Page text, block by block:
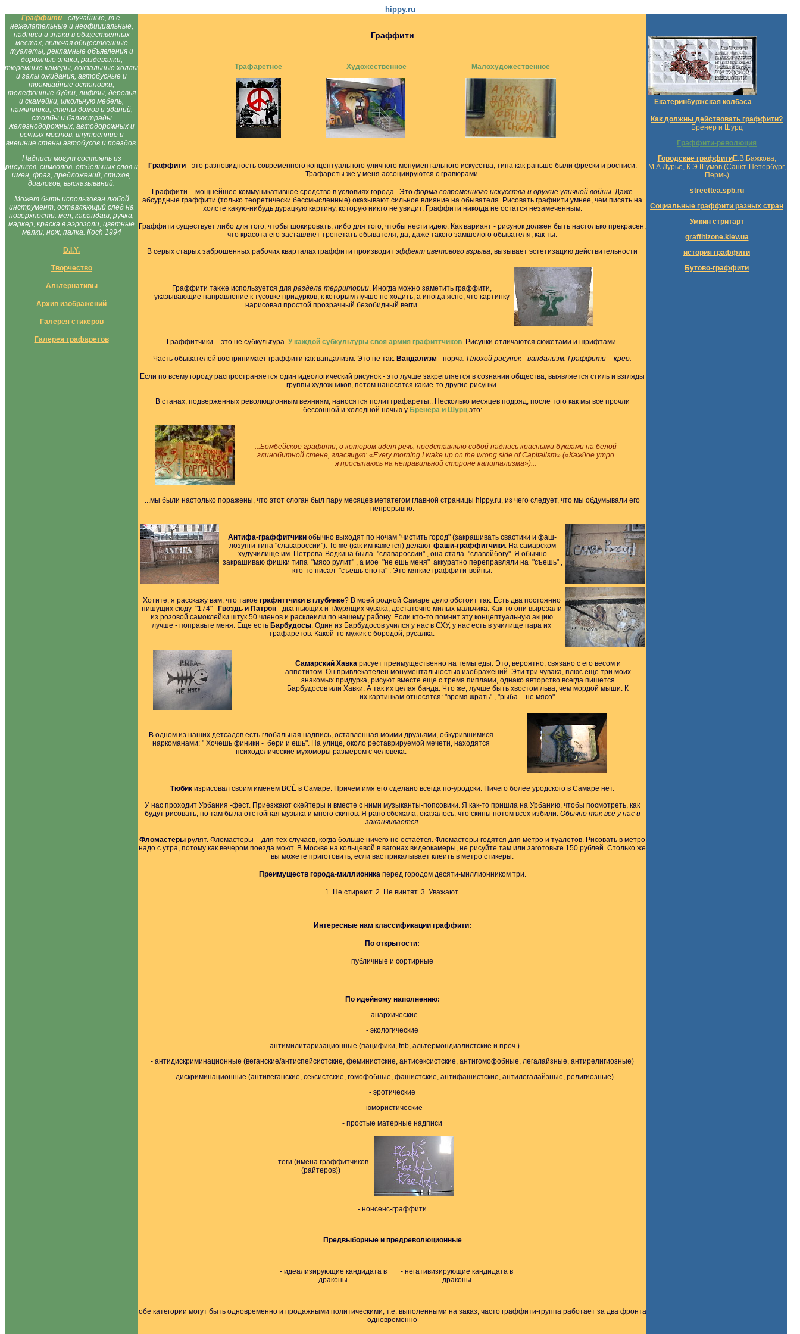
hippy.ru
Граффити- случайные, т.е.
нежелательные и неофициальные,
надписи и знаки в общественных
местах, включая общественные
туалеты, рекламные объявления и
дорожные знаки, раздевалки,
тюремные камеры, вокзальные холлы
и залы ожидания, автобусные и
трамвайные остановки,
телефонные будки, лифты, деревья
и скамейки, школьную мебель,
памятники, стены домов и зданий,
столбы и балюстрады
железнодорожных, автодорожных и
речных мостов, внутренние и
внешние стены автобусов и поездов.
Надписи могут состоять из
рисунков, символов, отдельных слов и
имен, фраз, предложений, стихов,
диалогов, высказываний.
Может быть использован любой
инструмент, оставляющий след на
поверхности: мел, карандаш, ручка,
маркер, краска в аэрозоли, цветные
мелки, нож, палка. Косh 1994
D.I.Y.
Творчество
Альтернативы
Архив изображений
Галерея стикеров
Галерея трафаретов
Граффити
Трафаретное Художественное Малохудожественное
Граффити- это разновидность современного концептуального уличного монументального искусства, типа как раньше были фрески и росписи.
Трафареты же у меня ассоциируются с гравюрами.
Граффити - мощнейшее коммуникативное средство в условиях города. Это форма современного искусства и оружие уличной войны. Даже
абсурдные граффити (только теоретически бессмысленные) оказывают сильное влияние на обывателя. Рисовать графиити умнее, чем писать на
холсте какую-нибудь дурацкую картину, которую никто не увидит. Граффити никогда не остaтся незамеченным.
Граффити существует либо для того, чтобы шокировать, либо для того, чтобы нести идею. Как вариант - рисунок должен быть настолько прекрасен,
что красота его заставляет трепетать обывателя, да, даже такого замшелого обывателя, как ты.
В серых старых заброшенных рабочих кварталах граффити производит эффект цветового взрыва, вызывает эстетизацию действительности
Граффити также используется для раздела территории. Иногда можно заметить граффити,
указывающие направление к тусовке придурков, к которым лучше не ходить, а иногда ясно, что картинку
нарисовал простой прозрачный безобидный вегги.
Граффитчики - это не субкультура. У каждой субкультуры своя армия графиттчиков. Рисунки отличаются сюжетами и шрифтами.
Часть обывателей воспринимает граффити как вандализм. Это не так. Вандализм - порча. Плохой рисунок - вандализм. Граффити - крео.
Если по всему городу распространяется один идеологический рисунок - это лучше закрепляется в сознании общества, выявляется стиль и взгляды
группы художников, потом наносятся какие-то другие рисунки.
В станах, подверженных революционным веяниям, наносятся политтрафареты.. Несколько месяцев подряд, после того как мы все прочли
бессонной и холодной ночью у Бренера и Шурцэто:
...Бомбейское графити, о котором идет речь, представляло собой надпись красными буквами на белой
глинобитной стене, гласящую: «Every morning I wake up on the wrong side of Capitalism» («Каждое утро
я просыпаюсь на неправильной стороне капитализма»)...
...мы были настолько поражены, что этот слоган был пару месяцев метатегом главной страницы hippy.ru, из чего следует, что мы обдумывали его
непрерывно.
Антифа-граффитчики обычно выходят по ночам "чистить город" (закрашивать свастики и фаш-
лозунги типа "славароссии"). То же (как им кажется) делают фаши-граффитчики. На самарском
худучилище им. Петрова-Водкина была "славароссии" , она стала "славойбогу". Я обычно
закрашиваю фишки типа "мясо рулит" , а мое "не ешь меня" аккуратно переправляли на "съешь" ,
кто-то писал "съешь енота" . Это мягкие граффити-войны.
Хотите, я расскажу вам, что такое графиттчики в глубинке? В моей родной Самаре дело обстоит так. Есть два постоянно
пишущих сюду "174"
Гвоздь и Патрон- два пьющих и т/курящих чувака, достаточно милых мальчика. Как-то они вырезали
из розовой самоклейки штук 50 членов и расклеили по нашему району. Если кто-то помнит эту концептуальную акцию
лучше - поправьте меня. Еще есть Барбудосы. Один из Барбудосов учился у нас в СХУ, у нас есть в училище пара их
трафаретов. Какой-то мужик с бородой, русалка.
Самарский Хавкарисует преимущественно на темы еды. Это, вероятно, связано с его весом и
аппетитом. Он привлекателен монументальностью изображений. Эти три чувака, плюс еще три моих
знакомых придурка, рисуют вместе еще с тремя пиплами, однако авторство всегда пишется
Барбудосов или Хавки. А так их целая банда. Что же, лучше быть хвостом льва, чем мордой мыши. К
их картинкам относятся: "время жрать" , "рыба - не мясо".
В одном из наших детсадов есть глобальная надпись, оставленная моими друзьями, обкурившимися
наркоманами: " Хочешь финики - бери и ешь". На улице, около реставрируемой мечети, находятся
психоделические мухоморы размером с человека.
Тюбик изрисовал своим именем ВСЁ в Самаре. Причем имя его сделано всегда по-уродски. Ничего более уродского в Самаре нет.
У нас проходит Урбания -фест. Приезжают скейтеры и вместе с ними музыканты-попсовики. Я как-то пришла на Урбанию, чтобы посмотреть, как
будут рисовать, но там была отстойная музыка и много скинов. Я рано сбежала, оказалось, что скины потом всех избили. Обычно так всё у нас и
заканчивается.
Фломастеры рулят. Фломастеры - для тех случаев, когда больше ничего не остаётся. Фломастеры годятся для метро и туалетов. Рисовать в метро
надо с утра, потому как вечером поезда моют. В Москве на кольцевой в вагонах видеокамеры, не рисуйте там или заготовьте 150 рублей. Столько же
вы можете приготовить, если вас прикалывает клеить в метро стикеры.
Преимуществ города-миллионикаперед городом десяти-миллионником три.
1. Не стирают. 2. Не винтят. 3. Уважают.
Интересные нам классификации граффити:
По открытости:
публичные и сортирные
По идейному наполнению:
- анархические
- экологические
- антимилитаризационные (пацифики, fnb, альтермондиалистские и проч.)
- антидискриминационные (веганские/антиспейсистские, феминистские, антисексистские, антигомофобные, легалайзные, антирелигиозные)
- дискриминационные (антивеганские, сексистские, гомофобные, фашистские, антифашистские, антилегалайзные, религиозные)
- эротические
- юмористические
- простые матерные надписи
- теги (имена граффитчиков
(райтеров))
- нонсенс-граффити
Предвыборные и предреволюционные
- идеализирующие кандидата в
драконы
- негативизирующие кандидата в
драконы
обе категории могут быть одновременно и продажными политическими, т.е. выполенными на заказ; часто граффити-группа работает за два фронта
одновременно
Екатеринбуржская колбаса
Как должны действовать граффити?
Бренер и Шурц
Граффити-революция
Городские граффитиЕ.В.Бажкова,
М.А.Лурье, К.Э.Шумов (Санкт-Петербург,
Пермь)
streettea.spb.ru
Социальные граффити разных стран
Умкин стритарт
graffitizone.kiev.ua
история граффити
Бутово-граффити